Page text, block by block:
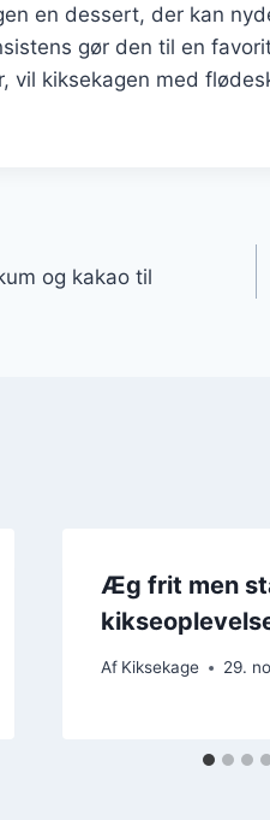
en dessert, der kan
gør den til en
vil kiksekagen med
og kakao til
Æg frit men
Af Kiksekage 29.